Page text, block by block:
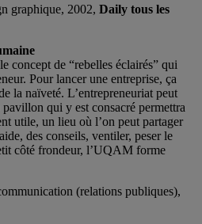
graphique, 2002, Daily tous les
concept de “rebelles éclairés” qui
Pour lancer une entreprise, ça
la naïveté. L’entrepreneuriat peut
qui y est consacré permettra
utile, un lieu où l’on peut partager
des conseils, ventiler, peser le
côté frondeur, l’UQAM forme
(relations publiques),